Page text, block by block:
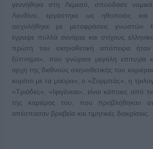
γεννήθηκε στη Λεμεσό, σπούδασε
Λονδίνο, εργάστηκε ως ηθοποιός και
ασχολήθηκε με μεταφράσεις γνωστών
έγραψε πολλά σενάρια και στίχους
πρώτη του σκηνοθετική απόπειρα ήταν
ξύπνημα», που γνώρισε μεγάλη επιτυχία
αρχή της διεθνούς σκηνοθετικής του
κορίτσι με τα μαύρα», ο «Ζορμπάς», η
«Τριάδες», «Ιφιγένεια», είναι κάποιες από
της καριέρας του, που προβλήθηκαν
απέσπασαν βραβεία και τιμητικές διακρίσεις.